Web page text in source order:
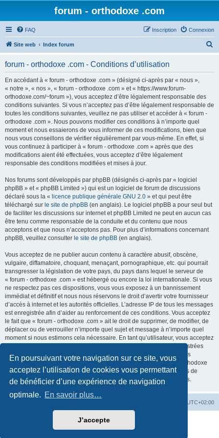
En poursuivant votre navigation sur ce site, vous
acceptez l’utilisation de cookies vous permettant
de bénéficier d’une expérience de navigation
optimale. En savoir plus…
J’accepte
forum - orthodoxe .com
FAQ Connexion
Inscription
Site web Index forum
forum - orthodoxe .com - Conditions d’utilisation
En accédant à « forum - orthodoxe .com » (désigné ci-après par « nous »,
« notre », « nos », « forum - orthodoxe .com » et « https://www.forum-
orthodoxe.com/~forum »), vous acceptez d’être légalement responsable des
conditions suivantes. Si vous n’acceptez pas d’être légalement responsable de
toutes les conditions suivantes, veuillez ne pas utiliser et accéder à « forum -
orthodoxe .com ». Nous pouvons modifier ces conditions à n’importe quel
moment et nous essaierons de vous informer de ces modifications, bien que
nous vous conseillons de vérifier régulièrement par vous-même. En effet, si
vous continuez à participer à « forum - orthodoxe .com » après que des
modifications aient été effectuées, vous acceptez d’être légalement
responsable des conditions modifiées et mises à jour.
Nos forums sont développés par phpBB (désignés ci-après par « logiciel
phpBB » et « phpBB Limited ») qui est un logiciel de forum de discussions
déclaré sous la « licence publique générale GNU 2.0 » et qui peut être
téléchargé sur le site de phpBB (en anglais). Le logiciel phpBB a pour seul but
de faciliter les discussions sur internet et phpBB Limited ne peut en aucun cas
être tenu comme responsable de la conduite et du contenu que nous
acceptons et que nous n’acceptons pas. Pour plus d’informations concernant
phpBB, veuillez consulter le site de phpBB (en anglais).
Vous acceptez de ne publier aucun contenu à caractère abusif, obscène,
vulgaire, diffamatoire, choquant, menaçant, pornographique, etc. qui pourrait
transgresser la législation de votre pays, du pays dans lequel le serveur de
« forum - orthodoxe .com » est hébergé ou encore la loi internationale. Si vous
ne respectez pas ces dispositions, vous vous exposez à un bannissement
immédiat et définitif et nous nous réservons le droit d’avertir votre fournisseur
d’accès à internet et les autorités officielles. L’adresse IP de tous les messages
est enregistrée afin d’aider au renforcement de ces conditions. Vous acceptez
le fait que « forum - orthodoxe .com » ait le droit de supprimer, de modifier, de
déplacer ou de verrouiller n’importe quel sujet et message à n’importe quel
moment si nous estimons cela nécessaire. En tant qu’utilisateur, vous acceptez
que toutes les informations que vous avez renseignées soient enregistrées
dans notre base de données. Bien que ces informations ne seront pas
diffusées à une tierce partie sans votre consentement, ni « forum - orthodoxe
.com », ni phpBB, ne pourront être tenus comme responsables en cas de
tentative de piratage informatique visant à compromettre vos données.
UTC+02:00
phpBB® Forum Software © phpBB Limited
©